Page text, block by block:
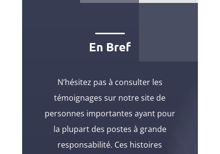
En Bref
N’hésitez pas à consulter les
témoignages sur notre site de
personnes importantes ayant pour
la plupart des postes à grande
responsabilité. Ces histoires